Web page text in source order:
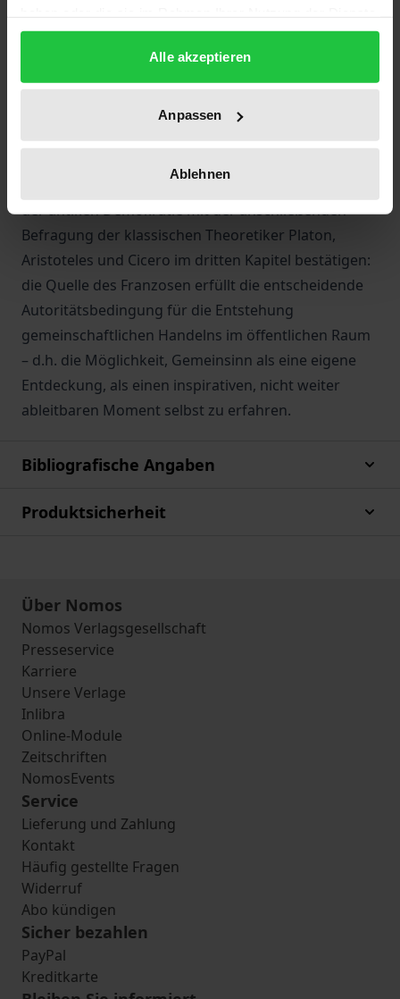
gesammelt haben.
Alle akzeptieren
Anpassen
Ablehnen
hervorbringt. Das Prinzip im Titel der Arbeit steht
für einen Anfang. Einen solchen hat Alex de
Tocqueville für das politische Handeln im Rahmen
einer modernen Rechtsfindungspraxis ausfindig
die Rekonstruktion der Entstehungsbedingungen
der antiken Demokratie mit der anschließenden
Befragung der klassischen Theoretiker Platon,
Aristoteles und Cicero im dritten Kapitel bestätigen:
die Quelle des Franzosen erfüllt die entscheidende
Autoritätsbedingung für die Entstehung
gemeinschaftlichen Handelns im öffentlichen Raum
– d.h. die Möglichkeit, Gemeinsinn als eine eigene
Entdeckung, als einen inspirativen, nicht weiter
ableitbaren Moment selbst zu erfahren.
Bibliografische Angaben
Produktsicherheit
Über Nomos
Nomos Verlagsgesellschaft
Presseservice
Karriere
Unsere Verlage
Inlibra
Online-Module
Zeitschriften
NomosEvents
Service
Lieferung und Zahlung
Kontakt
Häufig gestellte Fragen
Widerruf
Abo kündigen
Sicher bezahlen
PayPal
Kreditkarte